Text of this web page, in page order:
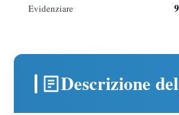
Evidenziare
Descrizione